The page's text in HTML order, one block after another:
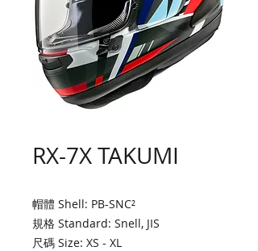
RX-7X TAKUMI
帽體 Shell: PB-SNC²
規格 Standard: Snell, JIS
尺碼 Size: XS - XL